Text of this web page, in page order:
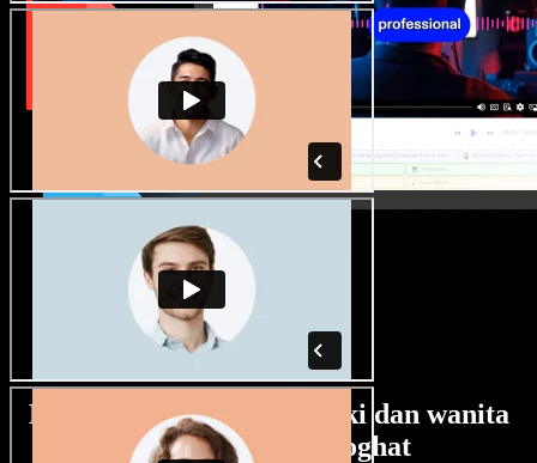
Banyak pilihan suara lelaki dan wanita
dengan pelbagai loghat